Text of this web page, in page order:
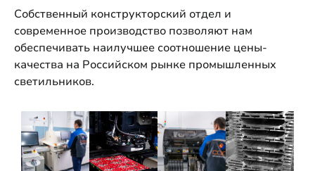
Собственный конструкторский отдел и
современное производство позволяют нам
обеспечивать наилучшее соотношение цены-
качества на Российском рынке промышленных
светильников.